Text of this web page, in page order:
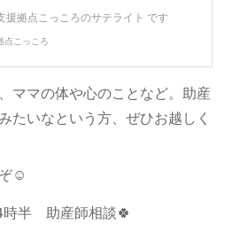
援拠点こっころのサテライト です
点こっころ
ママの体や心のことなど。助産
たいなという方、ぜひお越しく
☺️
時半 助産師相談🍀